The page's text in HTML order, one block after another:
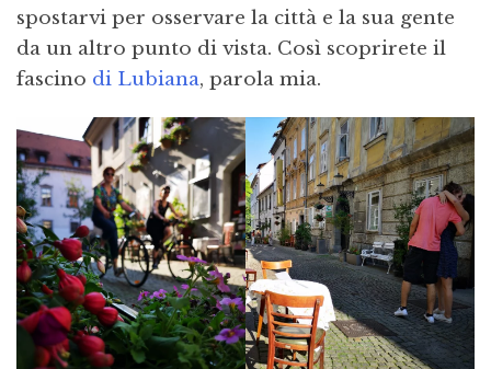
spostarvi per osservare la città e la sua gente
da un altro punto di vista. Così scoprirete il
fascino di Lubiana, parola mia.